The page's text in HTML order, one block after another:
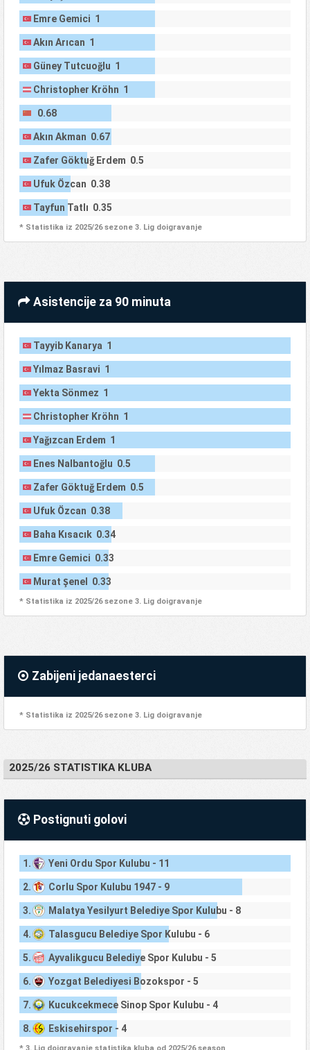
Emre Gemici 1
Akın Arıcan 1
Güney Tutcuoğlu 1
Christopher Kröhn 1
0.68
Akın Akman 0.67
Zafer Göktuğ Erdem 0.5
Ufuk Özcan 0.38
Tayfun Tatlı 0.35
* Statistika iz 2025/26 sezone 3. Lig doigravanje
Asistencije za 90 minuta
Tayyib Kanarya 1
Yılmaz Basravi 1
Yekta Sönmez 1
Christopher Kröhn 1
Yağızcan Erdem 1
Enes Nalbantoğlu 0.5
Zafer Göktuğ Erdem 0.5
Ufuk Özcan 0.38
Baha Kısacık 0.34
Emre Gemici 0.33
Murat Şenel 0.33
* Statistika iz 2025/26 sezone 3. Lig doigravanje
Zabijeni jedanaesterci
* Statistika iz 2025/26 sezone 3. Lig doigravanje
2025/26 STATISTIKA KLUBA
Postignuti golovi
1. Yeni Ordu Spor Kulubu - 11
2. Corlu Spor Kulubu 1947 - 9
3. Malatya Yesilyurt Belediye Spor Kulubu - 8
4. Talasgucu Belediye Spor Kulubu - 6
5. Ayvalikgucu Belediye Spor Kulubu - 5
6. Yozgat Belediyesi Bozokspor - 5
7. Kucukcekmece Sinop Spor Kulubu - 4
8. Eskisehirspor - 4